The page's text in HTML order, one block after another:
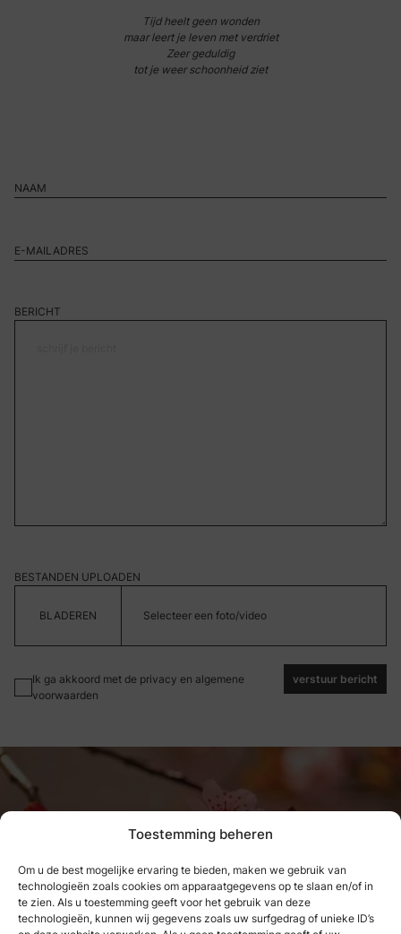
Toestemming beheren
Om u de best mogelijke ervaring te bieden, maken we gebruik van
technologieën zoals cookies om apparaatgegevens op te slaan en/of in
te zien. Als u toestemming geeft voor het gebruik van deze
technologieën, kunnen wij gegevens zoals uw surfgedrag of unieke ID’s
Tijd heelt geen wonden
maar leert je leven met verdriet
Zeer geduldig
tot je weer schoonheid ziet
BERICHT
BESTANDEN UPLOADEN
Selecteer een foto/video
Ik ga akkoord met de privacy en algemene
voorwaarden
verstuur bericht
Wat we hebben genoten, kunnen